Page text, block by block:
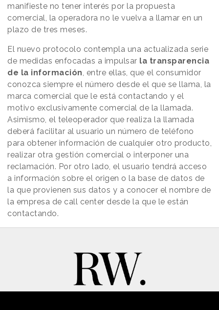
manifieste no tener interés por la propuesta
comercial, la operadora no le vuelva a llamar en un
plazo de tres meses.
El nuevo protocolo contempla una actualizada serie
de medidas enfocadas a impulsar la transparencia
de la información, entre ellas, que el consumidor
conozca siempre el número desde el que se llama, la
marca comercial que le está contactando y el
motivo exclusivamente comercial de la llamada.
Asimismo, el teleoperador que realiza la llamada
deberá facilitar al usuario un número de teléfono
para obtener información de cualquier otro producto,
realizar otra gestión comercial o interponer una
reclamación. Por otro lado, el usuario tendrá acceso
a información sobre el origen o la base de datos de
la que provienen sus datos y a conocer el nombre de
la empresa de call center desde la que le están
contactando.